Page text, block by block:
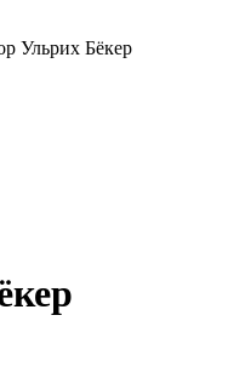
Ульрих Бёкер